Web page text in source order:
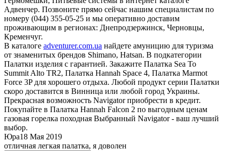
Адвенчер. Позвоните прямо сейчас нашим специалистам по
номеру (044) 355-05-25 и мы оперативно доставим
проживающим в регионах: Днепродзержинск, Черновцы,
Кременчуг.
В каталоге adventurer.com.ua найдете амуницию для туризма
от знаменитых брендов Shimano, Hatsan. В подкатегории
Палатки изделия с гарантией. Закажите Палатка Sea To
Summit Alto TR2, Палатка Hannah Space 4, Палатка Marmot
Force 3P для хорошего отдыха. Любой продукт серии Палатки
скоро доставится в Винница или любой город Украины.
Прекрасная возможность Navigator приобрести в кредит.
Покупайте в Палатка Hannah Falcon 2 по выгодным ценам
газовая горелка походная Выбранный Navigator - ваш лучший
выбор.
Юра18 Мая 2019
отличная легкая палатка, я доволен